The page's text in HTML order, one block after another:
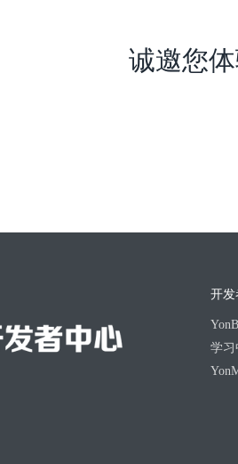
诚邀您
开发
学习